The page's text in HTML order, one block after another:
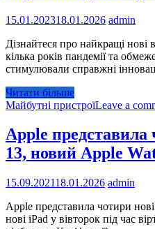
15.01.202318.01.2026 admin
Дізнайтеся про найкращі нові
кілька років пандемії та
стимулювали справжні
Читати більше
Майбутні пристроїLeave a
Apple представила
13, новий Apple
15.09.202118.01.2026 admin
Apple представила чотири
нові iPad у вівторок під час